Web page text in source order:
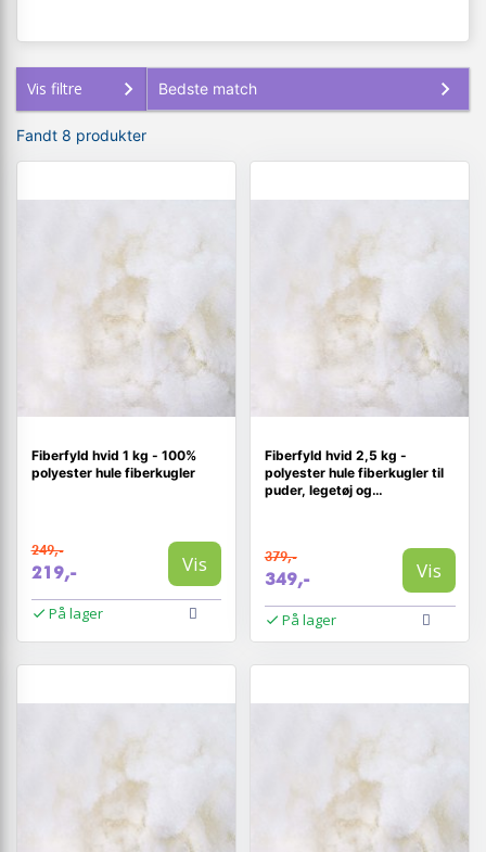
Vis filtre
Fandt 8 produkter
Fiberfyld hvid 1 kg - 100%
polyester hule fiberkugler
249,-
219,- Vis
På lager
Fiberfyld hvid 2,5 kg -
polyester hule fiberkugler til
puder, legetøj og
379,-
349,- Vis
På lager